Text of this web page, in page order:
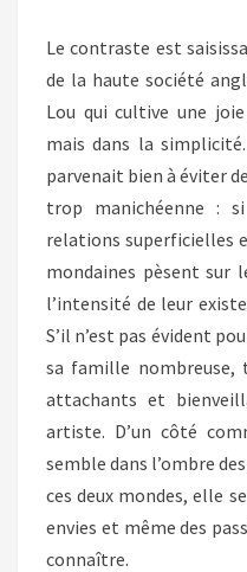
Le contraste est
de la haute société
Lou qui cultive une
mais dans la
parvenait bien à éviter
trop manichéenne :
relations superficielles
mondaines pèsent sur
l’intensité de leur
S’il n’est pas évident
sa famille nombreuse,
attachants et
artiste. D’un côté
semble dans l’ombre
ces deux mondes, elle
envies et même des
connaître.